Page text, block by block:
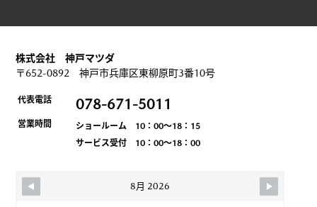
株式会社 神戸マツダ
〒652-0892 神戸市兵庫区東柳原町3番10号
代表電話 078-671-5011
営業時間
ショールーム 10：00～18：15
サービス受付 10：00～18：00
8月 2026